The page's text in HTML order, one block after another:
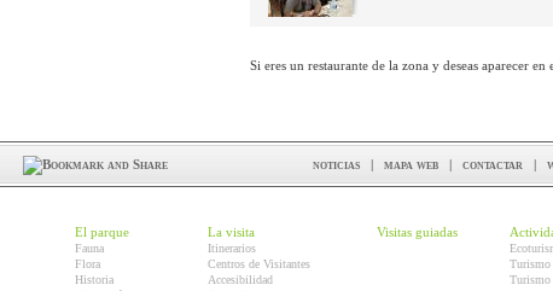
Si eres un restaurante de la zona y deseas aparecer
noticias | mapa web | contactar |
El parque
Fauna
Flora
Historia
La visita
Itinerarios
Centros de Visitantes
Accesibilidad
Visitas guiadas
Turismo